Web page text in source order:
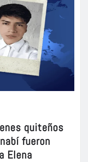
quiteños
fueron
Elena